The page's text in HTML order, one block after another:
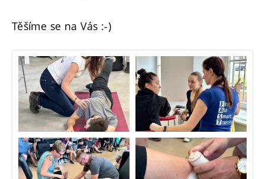
Těšíme se na Vás :-)